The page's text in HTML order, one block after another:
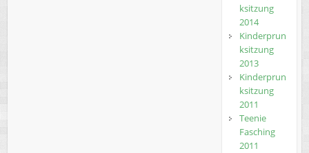
ksitzung
2014
Kinderprun
ksitzung
2013
Kinderprun
ksitzung
2011
Teenie
Fasching
2011